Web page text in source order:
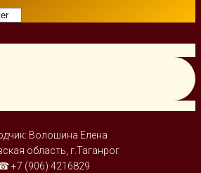
Волошина Елена
область, г.Таганрог
+7 (906) 4216829